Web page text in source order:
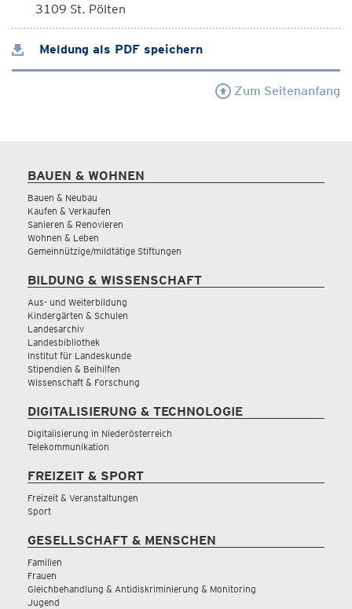
3109 St. Pölten
Meldung als PDF speichern
Zum Seitenanfang
BAUEN & WOHNEN
Bauen & Neubau
Kaufen & Verkaufen
Sanieren & Renovieren
Wohnen & Leben
Gemeinnützige/mildtätige Stiftungen
BILDUNG & WISSENSCHAFT
Aus- und Weiterbildung
Kindergärten & Schulen
Landesarchiv
Landesbibliothek
Institut für Landeskunde
Stipendien & Beihilfen
Wissenschaft & Forschung
DIGITALISIERUNG & TECHNOLOGIE
Digitalisierung in Niederösterreich
Telekommunikation
FREIZEIT & SPORT
Freizeit & Veranstaltungen
Sport
GESELLSCHAFT & MENSCHEN
Familien
Frauen
Gleichbehandlung & Antidiskriminierung & Monitoring
Jugend